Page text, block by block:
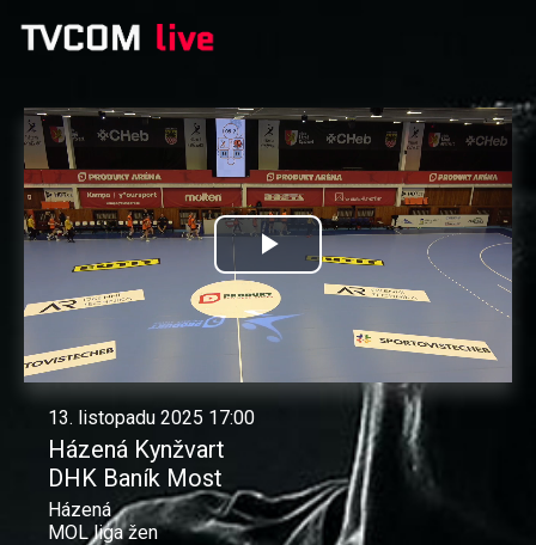
Přehrát
video
13. listopadu 2025 17:00
Házená Kynžvart
DHK Baník Most
Házená
MOL liga žen